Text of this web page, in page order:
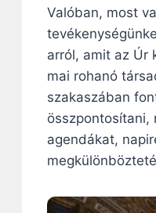
Valóban, most
arról, amit az Úr
mai rohanó
szakaszában
összpontosítani,
agendákat,